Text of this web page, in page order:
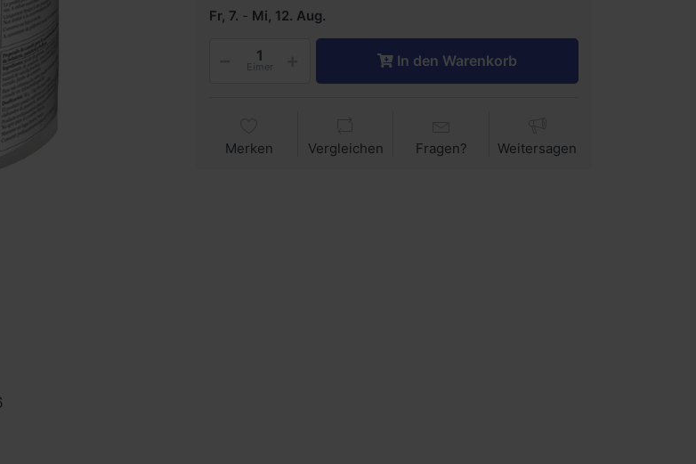
Fr, 7. - Mi, 12. Aug.
Eimer In den Warenkorb
Merken Vergleichen Fragen? Weitersagen